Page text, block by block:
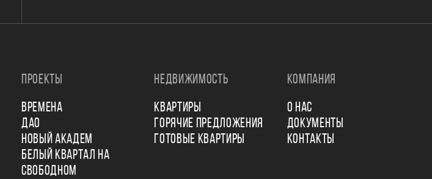
ПРОЕКТЫ
ВРЕМЕНА
ДАО
НОВЫЙ АКАДЕМ
БЕЛЫЙ КВАРТАЛ НА
СВОБОДНОМ
НЕДВИЖИМОСТЬ
КВАРТИРЫ
ГОРЯЧИЕ ПРЕДЛОЖЕНИЯ
ГОТОВЫЕ КВАРТИРЫ
КОМПАНИЯ
О НАС
ДОКУМЕНТЫ
КОНТАКТЫ